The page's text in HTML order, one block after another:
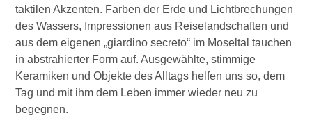
taktilen Akzenten. Farben der Erde und Lichtbrechungen
des Wassers, Impressionen aus Reiselandschaften und
aus dem eigenen „giardino secreto“ im Moseltal tauchen
in abstrahierter Form auf. Ausgewählte, stimmige
Keramiken und Objekte des Alltags helfen uns so, dem
Tag und mit ihm dem Leben immer wieder neu zu
begegnen.